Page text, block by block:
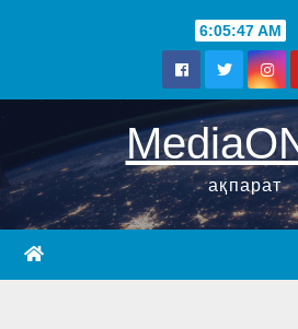
6:05:48 AM
ақпарат